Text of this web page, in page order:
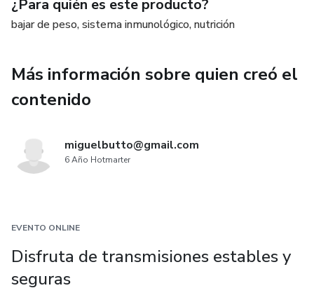
¿Para quién es este producto?
bajar de peso, sistema inmunológico, nutrición
Más información sobre quien creó el
contenido
miguelbutto@gmail.com
6 Año Hotmarter
EVENTO ONLINE
Disfruta de transmisiones estables y
seguras